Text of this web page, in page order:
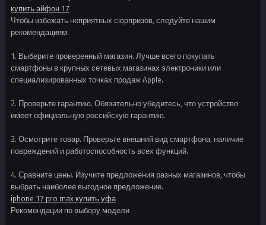
купить айфон 17
Чтобы избежать неприятных сюрпризов, следуйте нашим
рекомендациям:
1. Выберите проверенный магазин. Лучше всего покупать
смартфоны в крупных сетевых магазинах электроники или
специализированных точках продаж Apple.
2. Проверьте гарантию. Обязательно убедитесь, что устройство
имеет официальную российскую гарантию.
3. Осмотрите товар. Проверьте внешний вид смартфона, наличие
повреждений и работоспособность всех функций.
4. Сравните цены. Изучите предложения разных магазинов, чтобы
выбрать наиболее выгодное предложение.
iphone 17 pro max купить уфа
Рекомендации по выбору модели